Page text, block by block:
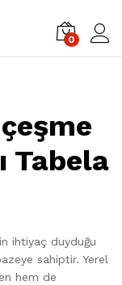
0
Tabela
ihtiyaç duyduğu
sahiptir. Yerel
hem de